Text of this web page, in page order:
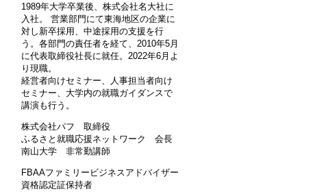
1989年大学卒業後、株式会社名大社に
入社。 営業部門にて東海地区の企業に
対し新卒採用、中途採用の支援を行
う。各部門の責任者を経て、2010年5月
に代表取締役社長に就任。2022年6月よ
り現職。
経営者向けセミナー、人事担当者向け
セミナー、大学内の就職ガイダンスで
講演も行う。
株式会社パフ 取締役
ふるさと就職応援ネットワーク 会長
南山大学 非常勤講師
FBAAファミリービジネスアドバイザー
資格認定証保持者